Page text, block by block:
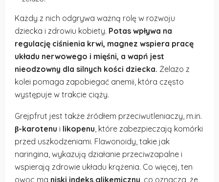
Każdy z nich odgrywa ważną rolę w rozwoju
dziecka i zdrowiu kobiety. Potas wpływa na
regulację ciśnienia krwi, magnez wspiera pracę
układu nerwowego i mięśni, a wapń jest
nieodzowny dla silnych kości dziecka. Żelazo z
kolei pomaga zapobiegać anemii, która często
występuje w trakcie ciąży.
Grejpfrut jest także źródłem przeciwutleniaczy, m.in.
β-karotenu i likopenu, które zabezpieczają komórki
przed uszkodzeniami. Flawonoidy, takie jak
naringina, wykazują działanie przeciwzapalne i
wspierają zdrowie układu krążenia. Co więcej, ten
owoc ma niski indeks glikemiczny, co oznacza, że